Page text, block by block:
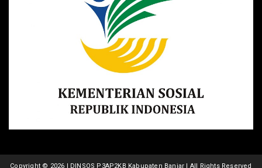
Copyright © 2026 | DINSOS P3AP2KB Kabupaten Banjar | All Rights Reserved